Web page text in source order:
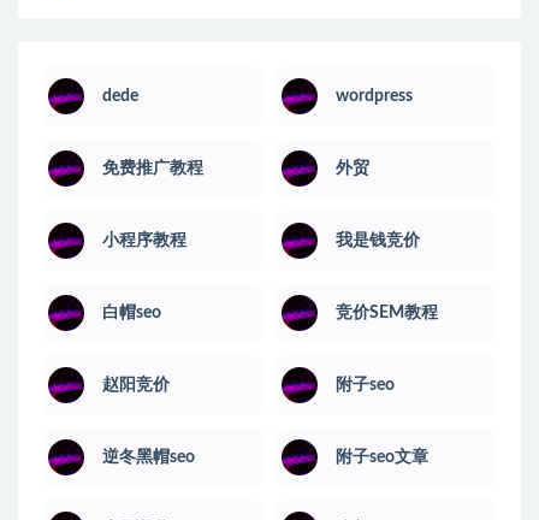
dede wordpress
免费推广教程 外贸
小程序教程 我是钱竞价
白帽seo 竞价SEM教程
赵阳竞价 附子seo
逆冬黑帽seo 附子seo文章